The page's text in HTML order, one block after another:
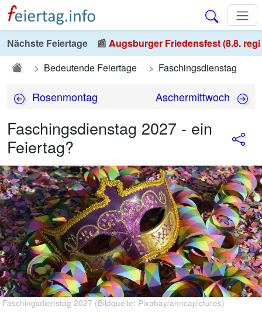
Nächste Feiertage 📰 Augsburger Friedensfest (8.8.
Bedeutende Feiertage
Faschingsdienstag
Rosenmontag Aschermittwoch
Faschingsdienstag 2027 - ein
Feiertag?
Faschingsdienstag 2027 (Bildquelle: Pixabay/anncapictures)